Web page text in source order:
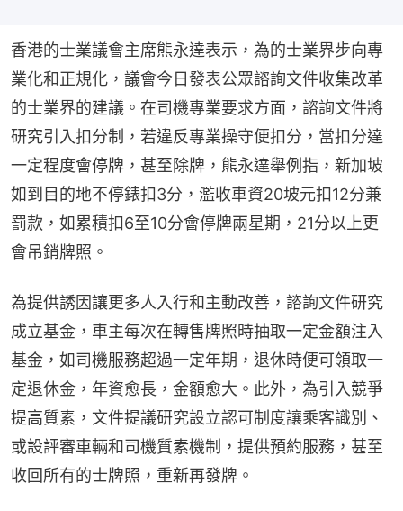
香港的士業議會主席熊永達表示，為的士業界步向專
業化和正規化，議會今日發表公眾諮詢文件收集改革
的士業界的建議。在司機專業要求方面，諮詢文件將
研究引入扣分制，若違反專業操守便扣分，當扣分達
一定程度會停牌，甚至除牌，熊永達舉例指，新加坡
如到目的地不停錶扣3分，濫收車資20坡元扣12分兼
罰款，如累積扣6至10分會停牌兩星期，21分以上更
會吊銷牌照。
為提供誘因讓更多人入行和主動改善，諮詢文件研究
成立基金，車主每次在轉售牌照時抽取一定金額注入
基金，如司機服務超過一定年期，退休時便可領取一
定退休金，年資愈長，金額愈大。此外，為引入競爭
提高質素，文件提議研究設立認可制度讓乘客識別、
或設評審車輛和司機質素機制，提供預約服務，甚至
收回所有的士牌照，重新再發牌。